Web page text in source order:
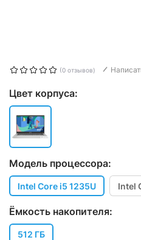
(0 отзывов)
Цвет корпуса:
Модель процессора:
Intel Core i5 1235U Intel
Ёмкость накопителя:
512 ГБ